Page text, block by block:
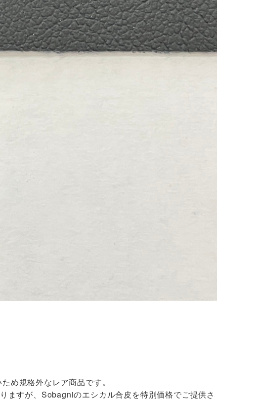
め規格外なレア商品です。
ますが、Sobagniのエシカル合皮を特別価格でご提供さ